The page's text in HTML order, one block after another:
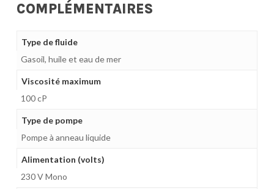
COMPLÉMENTAIRES
Type de fluide
Gasoil, huile et eau de mer
Viscosité maximum
100 cP
Type de pompe
Pompe à anneau liquide
Alimentation (volts)
230 V Mono